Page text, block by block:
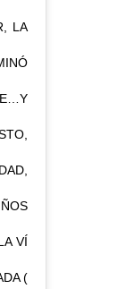
LA
VÍ
(